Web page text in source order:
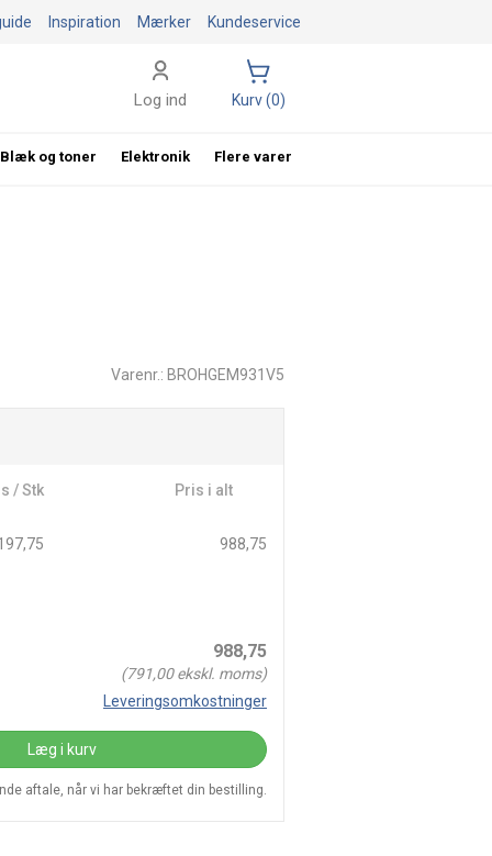
Varenr.: BROHGEM931V5
/ Stk Pris i alt
988,75
988,75
(791,00ekskl. moms)
Leveringsomkostninger
Læg i kurv
aftale, når vi har bekræftet din bestilling.
Kundeservice
Mærker
Inspiration
Log ind Kurv (0)
Blæk og toner Elektronik Flere varer